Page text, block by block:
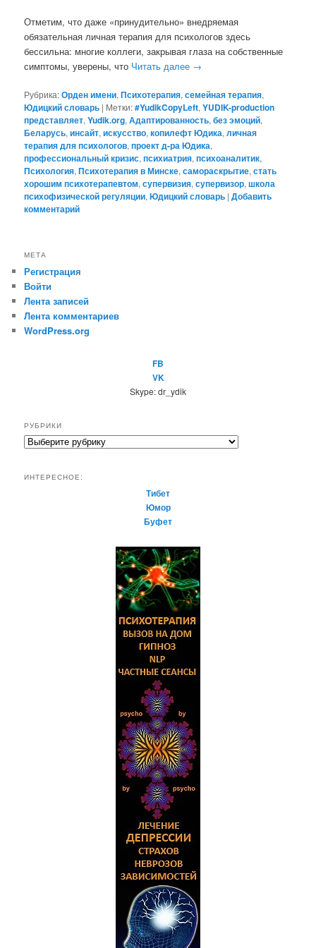
Отметим, что даже «принудительно» внедряемая
обязательная личная терапия для психологов здесь
бессильна: многие коллеги, закрывая глаза на собственные
симптомы, уверены, что Читать далее →
Рубрика:Орден имени,Психотерапия,семейная терапия,
Юдицкий словарь | Метки:#YudikCopyLeft,YUDIK-production
представляет,Yudik.org,Адаптированность,без эмоций,
Беларусь,инсайт,искусство,копилефт Юдика,личная
терапия для психологов,проект д-ра Юдика,
профессиональный кризис,психиатрия,психоаналитик,
Психология,Психотерапия в Минске,самораскрытие,стать
хорошим психотерапевтом,супервизия,супервизор,школа
психофизической регуляции,Юдицкий словарь |Добавить
комментарий
МЕТА
Регистрация
Войти
Лента записей
Лента комментариев
WordPress.org
FB
VK
Skype: dr_ydik
РУБРИКИ
Р
р
ИНТЕРЕСНОЕ:
Тибет
Юмор
Буфет